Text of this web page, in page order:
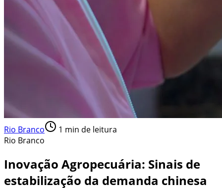
Rio Branco 1 min de leitura
Rio Branco
Inovação Agropecuária: Sinais de
estabilização da demanda chinesa